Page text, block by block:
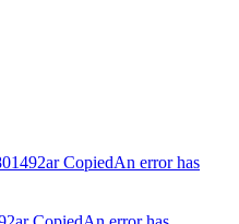
CopiedAn error has